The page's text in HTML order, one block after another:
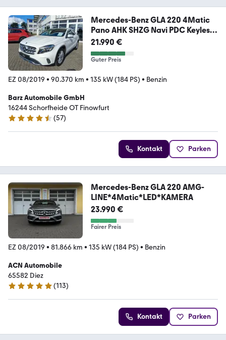
Mercedes-Benz GLA 220 4Matic
Pano AHK SHZG Navi PDC Keyless
Go
21.990 €
Guter Preis
EZ 08/2019 • 90.370 km • 135 kW (184 PS) • Benzin
Barz Automobile GmbH
16244 Schorfheide OT Finowfurt
4.6 Sterne
(57)
Kontakt Parken
Mercedes-Benz GLA 220 AMG-
LINE*4Matic*LED*KAMERA
23.990 €
Fairer Preis
EZ 08/2019 • 81.866 km • 135 kW (184 PS) • Benzin
ACN Automobile
65582 Diez
4.9 Sterne
(113)
Kontakt Parken